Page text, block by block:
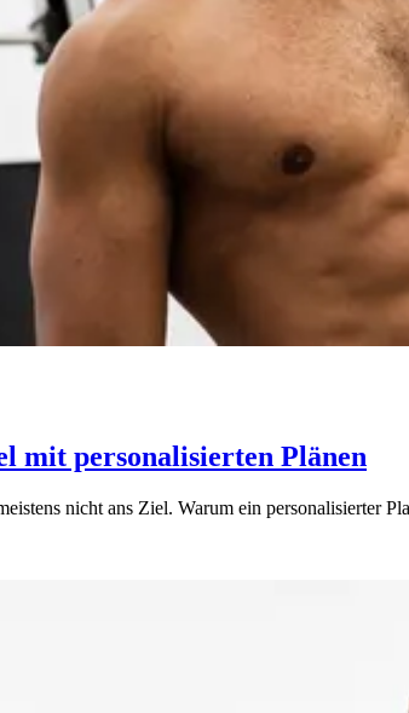
mit personalisierten Plänen
nicht ans Ziel. Warum ein personalisierter